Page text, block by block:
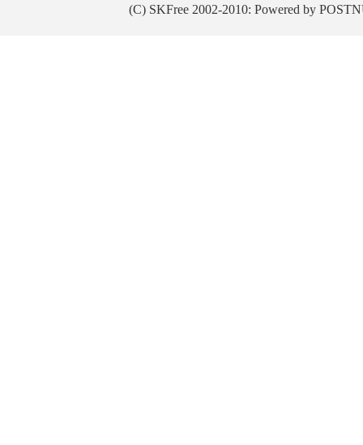
(C) SKFree 2002-2010: Powered by